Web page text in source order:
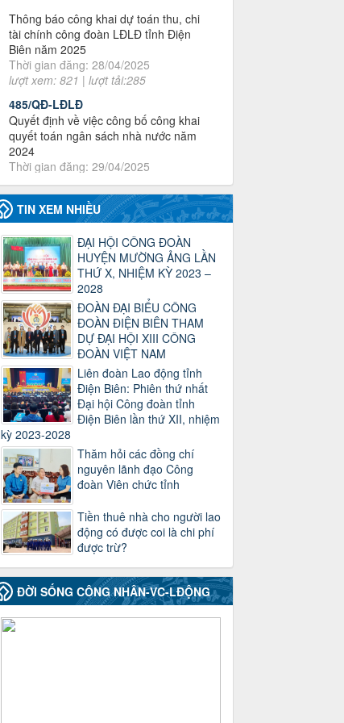
485/QĐ-LĐLĐ
Quyết định về việc công bố công khai
quyết toán ngân sách nhà nước năm
2024
Thời gian đăng: 29/04/2025
lượt xem: 917 | lượt tải:254
2930/TLĐ-TC
Công văn số 2930/TLĐ-TC, ngày
31/12/2024 của Tổng LĐLĐ Việt Nam
KPCĐ 2% qua tài khoản Công đoàn
Việt Nam về các cấp Công đoàn năm
2025
Thời gian đăng: 06/01/2025
lượt xem: 1067 | lượt tải:437
47-TTCĐ/BTGTU
Thông tin chuyên đề: Một số nôi dung
về sắp xếp tổ chức bộ máy của hệ
thống chính trị tinh gọn, hoạt động hiệu
lực, hiệu quả
Thời gian đăng: 25/12/2024
lượt xem: 1225 | lượt tải:339
37/HD-TLĐ
Hướng dẫn Công đoàn với việc tổ chức
và hoạt động của Ban Thanh tra Nhân
dân
Thời gian đăng: 27/12/2024
lượt xem: 4949 | lượt tải:1352
35/HD-TLĐ
Hướng dẫn thực hiện một số nội dung
chi liên quan đến công tác kiểm tra,
giám sát tại Công đoàn cơ sở
Thời gian đăng: 27/12/2024
lượt xem: 2075 | lượt tải:508
50/2024/QH/15
Luật Công đoàn 2024
Thời gian đăng: 25/12/2024
TIN XEM NHIỀU
ĐẠI HỘI CÔNG ĐOÀN
HUYỆN MƯỜNG ẢNG LẦN
THỨ X, NHIỆM KỲ 2023 –
2028
ĐOÀN ĐẠI BIỂU CÔNG
ĐOÀN ĐIỆN BIÊN THAM
DỰ ĐẠI HỘI XIII CÔNG
ĐOÀN VIỆT NAM
Liên đoàn Lao động tỉnh
Điện Biên: Phiên thứ nhất
Đại hội Công đoàn tỉnh
Điện Biên lần thứ XII, nhiệm
kỳ 2023-2028
Thăm hỏi các đồng chí
nguyên lãnh đạo Công
đoàn Viên chức tỉnh
Tiền thuê nhà cho người lao
động có được coi là chi phí
được trừ?
ĐỜI SỐNG CÔNG NHÂN-VC-LĐỘNG